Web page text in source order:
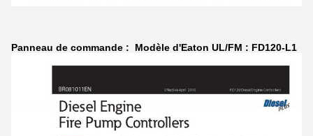
Panneau de commande : Modèle d'Eaton UL/FM : FD120-L1